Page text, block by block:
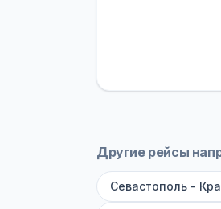
В автобусах
устройств,
оплата
рейсов вы
Удачных
Другие рейсы
Севастополь -